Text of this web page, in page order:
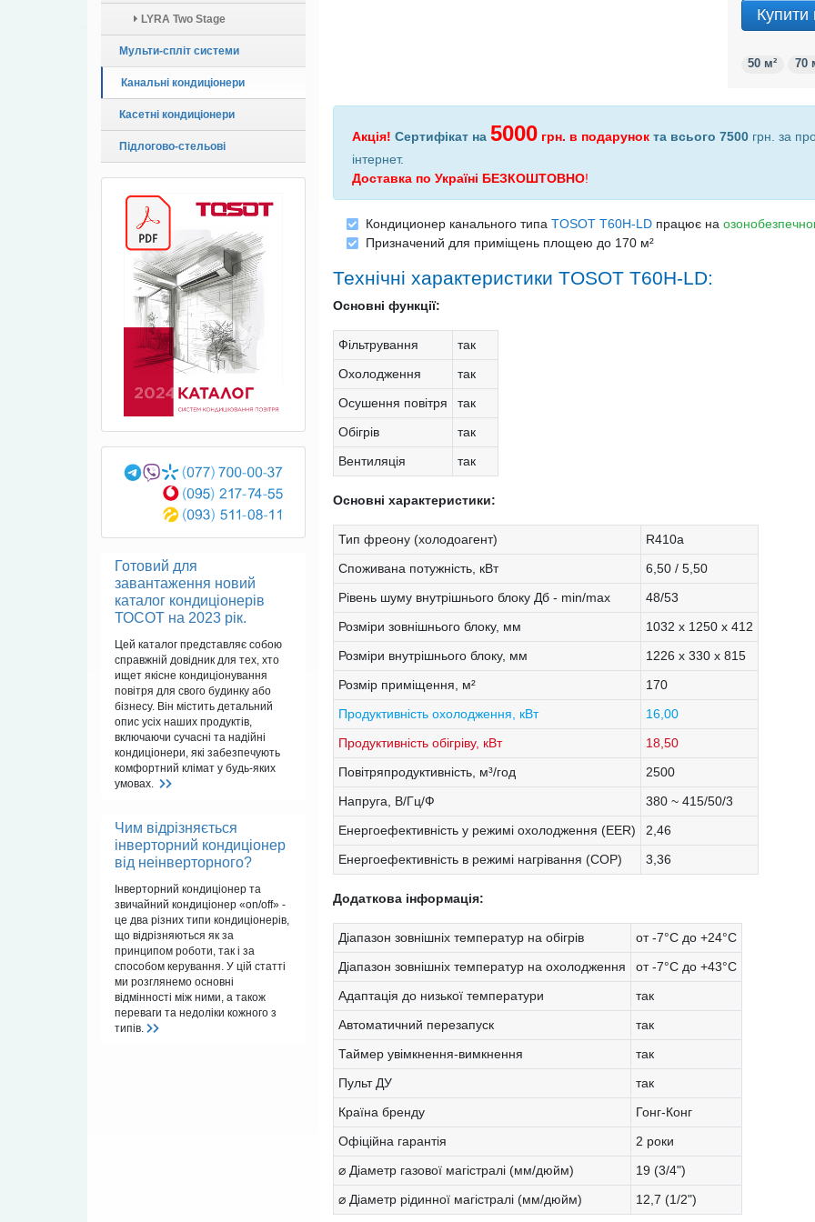
LYRA Two Stage
Мульти-спліт системи
Канальні кондиціонери
Касетні кондиціонери
Підлогово-стельові
Готовий для
завантаження новий
каталог кондиціонерів
ТОСОТ на 2023 рік.
Цей каталог представляє собою
справжній довідник для тех, хто
ищет якісне кондиціонування
повітря для свого будинку або
бізнесу. Він містить детальний
опис усіх наших продуктів,
включаючи сучасні та надійні
кондиціонери, які забезпечують
комфортний клімат у будь-яких
умовах.
Чим відрізняється
інверторний кондиціонер
від неінверторного?
Інверторний кондиціонер та
звичайний кондиціонер «on/off» -
це два різних типи кондиціонерів,
що відрізняються як за
принципом роботи, так і за
способом керування. У цій статті
ми розглянемо основні
відмінності між ними, а також
переваги та недоліки кожного з
типів.
Купити
50 м² 70
Акція! Сертифікат на 5000 грн. в подарунок та всього 7500 грн. за
інтернет.
Доставка по Україні БЕЗКОШТОВНО!
Кондиционер канального типа TOSOT T60H-LD працює на
Призначений для приміщень площею до 170 м²
Технічні характеристики TOSOT T60H-LD:
Основні функції:
Фільтрування
так
Охолодження
так
Осушення повітря
так
Обігрів
так
Вентиляція
так
Основні характеристики:
Тип фреону (холодоагент)
R410a
Споживана потужність, кВт
6,50 / 5,50
Рівень шуму внутрішнього блоку Дб - min/max
48/53
Розміри зовнішнього блоку, мм
1032 х 1250 х 412
Розміри внутрішнього блоку, мм
1226 х 330 х 815
Розмір приміщення, м²
170
Продуктивність охолодження, кВт
16,00
Продуктивність обігріву, кВт
18,50
Повітряпродуктивність, м³/год
2500
Напруга, В/Гц/Ф
380 ~ 415/50/3
Енергоефективність у режимі охолодження (EER)
2,46
Енергоефективність в режимі нагрівання (COP)
3,36
Додаткова інформація:
Діапазон зовнішніх температур на обігрів
от -7°C до +24°C
Діапазон зовнішніх температур на охолодження
от -7°C до +43°C
Адаптація до низької температури
так
Автоматичний перезапуск
так
Таймер увімкнення-вимкнення
так
Пульт ДУ
так
Країна бренду
Гонг-Конг
Офіційна гарантія
2 роки
⌀ Діаметр газової магістралі (мм/дюйм)
19 (3/4")
⌀ Діаметр рідинної магістралі (мм/дюйм)
12,7 (1/2")